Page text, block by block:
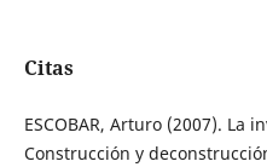
Citas
ESCOBAR, Arturo (2007). La
Construcción y